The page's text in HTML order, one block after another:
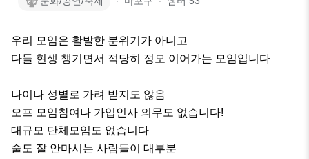
우리 모임은 활발한 분위기가 아니고
다들 현생 챙기면서 적당히 정모 이어가는 모임입니다
나이나 성별로 가려 받지도 않음
오프 모임참여나 가입인사 의무도 없습니다!
대규모 단체모임도 없습니다
술도 잘 안마시는 사람들이 대부분